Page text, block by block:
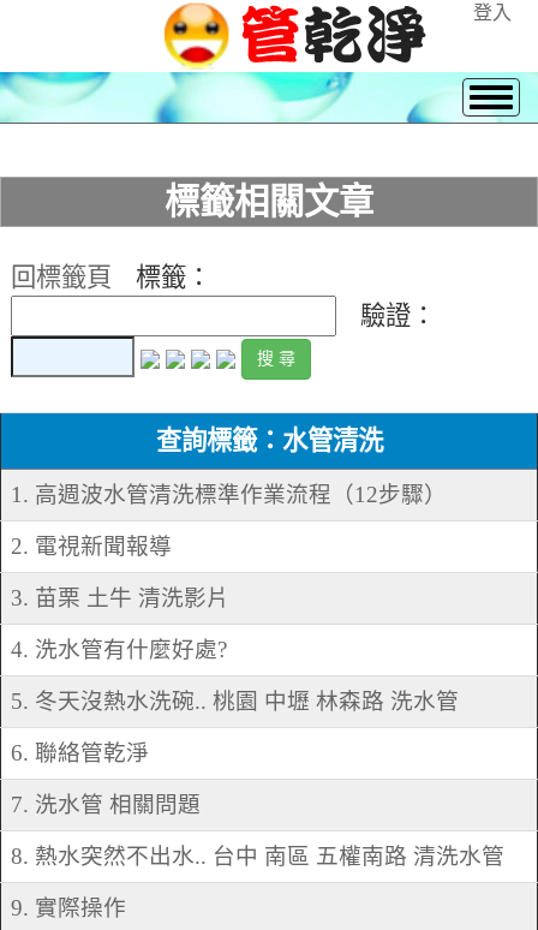
登入
標籤相關文章
回標籤頁
標籤：
驗證：
查詢標籤：水管清洗
1. 高週波水管清洗標準作業流程（12步驟）
2. 電視新聞報導
3. 苗栗 土牛 清洗影片
4. 洗水管有什麼好處?
5. 冬天沒熱水洗碗.. 桃園 中壢 林森路 洗水管
6. 聯絡管乾淨
7. 洗水管 相關問題
8. 熱水突然不出水.. 台中 南區 五權南路 清洗水管
9. 實際操作